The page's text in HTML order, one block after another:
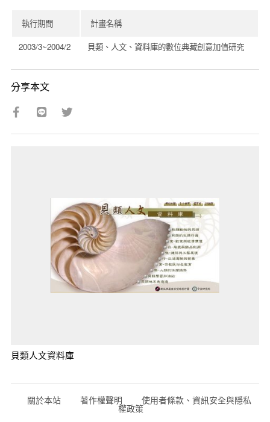
執行期間 計畫名稱
2003/3~2004/2 貝類、人文、資料庫的數位典藏創意加值研究
分享本文
貝類人文資料庫
關於本站 著作權聲明 使用者條款、資訊安全與隱私
權政策